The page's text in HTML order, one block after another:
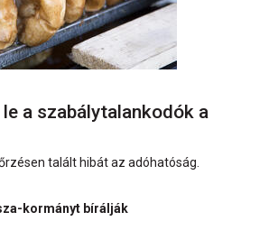
a szabálytalankodók a
talált hibát az adóhatóság.
kormányt bírálják